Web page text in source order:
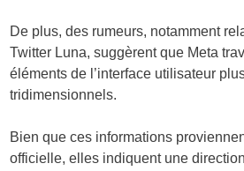
De plus, des rumeurs, notamment
Twitter Luna, suggèrent que Meta
éléments de l’interface utilisateur
tridimensionnels.
Bien que ces informations
officielle, elles indiquent une